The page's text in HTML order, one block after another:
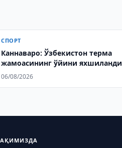
СПОРТ
Каннаваро: Ўзбекистон терма
жамоасининг ўйини яхшиланди
06/08/2026